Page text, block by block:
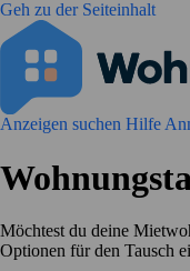
Geh zu der Seiteinhalt
Anzeigen suchen Hilfe
Möchtest du deine
Optionen für den Tausch